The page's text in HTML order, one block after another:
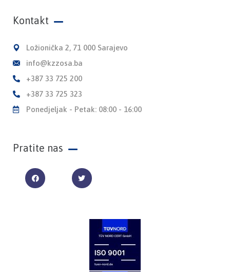
Kontakt
Ložionička 2, 71 000 Sarajevo
info@kzzosa.ba
+387 33 725 200
+387 33 725 323
Ponedjeljak - Petak: 08:00 - 16:00
Pratite nas